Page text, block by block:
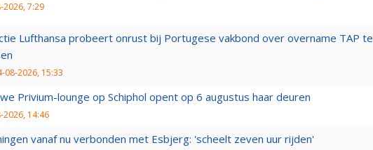
2026, 7:29
Lufthansa probeert onrust bij Portugese vakbond over overname TAP te
08-2026, 15:33
Privium-lounge op Schiphol opent op 6 augustus haar deuren
2026, 14:46
vanaf nu verbonden met Esbjerg: 'scheelt zeven uur rijden'